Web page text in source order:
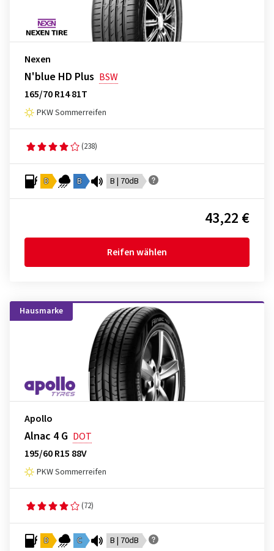
Nexen
N'blue HD Plus BSW
165/70 R14 81T
PKW Sommerreifen
(238)
D B B | 70dB
43,22 €
Reifen wählen
Hausmarke
Apollo
Alnac 4 G DOT
195/60 R15 88V
PKW Sommerreifen
(72)
D C B | 70dB